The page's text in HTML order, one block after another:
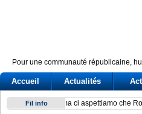
Pour une communauté républicaine,
Accueil Actualités
Fil info Giuseppe Conte,